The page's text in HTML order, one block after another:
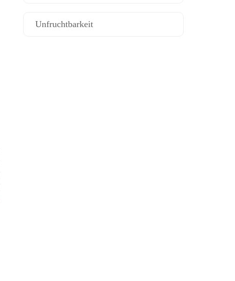
Unfruchtbarkeit